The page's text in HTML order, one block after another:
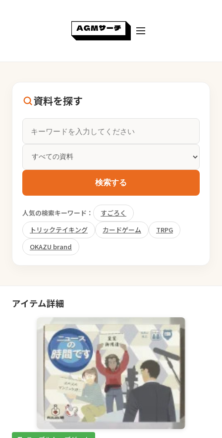
資料を探す
検索する
人気の検索キーワード：
すごろく
トリックテイキング
カードゲーム
TRPG
OKAZU brand
アイテム詳細